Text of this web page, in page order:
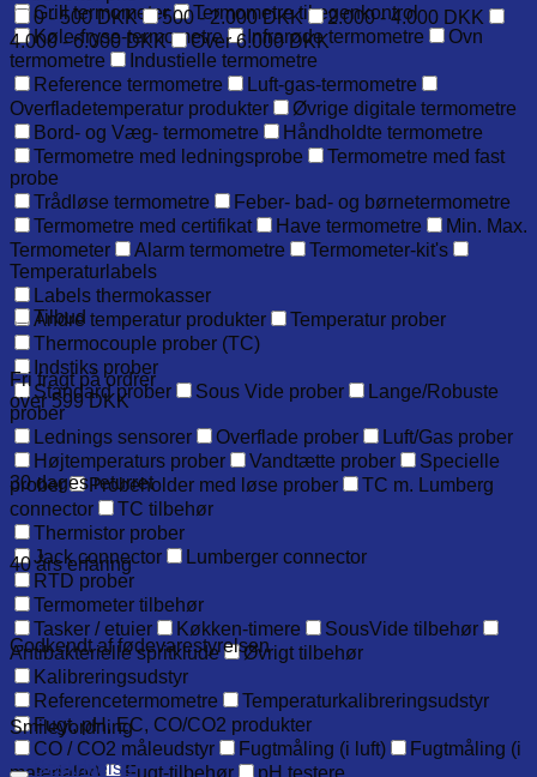
Grill termometer
Termometre til egenkontrol
Køle-fryse-termometre
Infrarøde termometre
Ovn
termometre
Industielle termometre
Reference termometre
Luft-gas-termometre
Overfladetemperatur produkter
Øvrige digitale termometre
Bord- og Væg- termometre
Håndholdte termometre
Termometre med ledningsprobe
Termometre med fast
probe
Trådløse termometre
Feber- bad- og børnetermometre
Termometre med certifikat
Have termometre
Min. Max.
Termometer
Alarm termometre
Termometer-kit's
Temperaturlabels
Labels thermokasser
Andre temperatur produkter
Temperatur prober
Thermocouple prober (TC)
Indstiks prober
Standard prober
Sous Vide prober
Lange/Robuste
prober
Lednings sensorer
Overflade prober
Luft/Gas prober
Højtemperaturs prober
Vandtætte prober
Specielle
prober
Probeholder med løse prober
TC m. Lumberg
connector
TC tilbehør
Thermistor prober
Jack connector
Lumberger connector
RTD prober
Termometer tilbehør
Tasker / etuier
Køkken-timere
SousVide tilbehør
Antibakterielle spritklude
Øvrigt tilbehør
Kalibreringsudstyr
Referencetermometre
Temperaturkalibreringsudstyr
Fugt, pH, EC, CO/CO2 produkter
CO / CO2 måleudstyr
Fugtmåling (i luft)
Fugtmåling (i
0 - 500 DKK
500 - 2.000 DKK
2.000 - 4.000 DKK
4.000 - 6.000 DKK
Over 6.000 DKK
Tilbud
Fri fragt på ordrer
over 599 DKK
30 dages returret
40 års erfaring
Godkendt af fødevarestyrelsen
Smileyordning
Beskrivelse